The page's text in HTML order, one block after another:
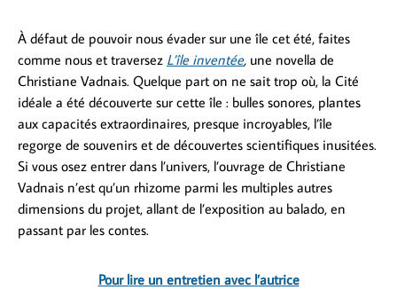
À défaut de pouvoir nous évader sur une île cet été, faites
comme nous et traversez L’île inventée, une novella de
Christiane Vadnais. Quelque part on ne sait trop où, la Cité
idéale a été découverte sur cette île : bulles sonores, plantes
aux capacités extraordinaires, presque incroyables, l’île
regorge de souvenirs et de découvertes scientifiques inusitées.
Si vous osez entrer dans l’univers, l’ouvrage de Christiane
Vadnais n’est qu’un rhizome parmi les multiples autres
dimensions du projet, allant de l’exposition au balado, en
passant par les contes.
Pour lire un entretien avec l’autrice